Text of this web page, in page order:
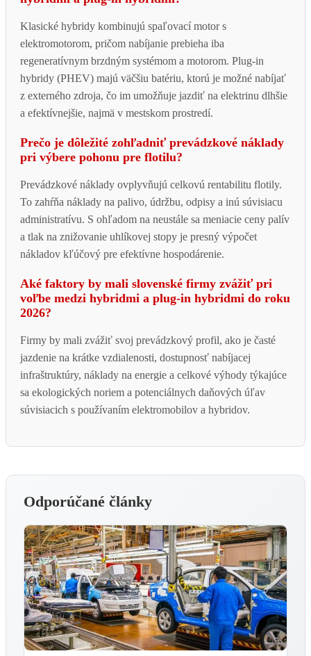
Klasické hybridy kombinujú spaľovací motor s
elektromotorom, pričom nabíjanie prebieha iba
regeneratívnym brzdným systémom a motorom. Plug-in
hybridy (PHEV) majú väčšiu batériu, ktorú je možné nabíjať
z externého zdroja, čo im umožňuje jazdiť na elektrinu dlhšie
a efektívnejšie, najmä v mestskom prostredí.
Prečo je dôležité zohľadniť prevádzkové náklady
pri výbere pohonu pre flotilu?
Prevádzkové náklady ovplyvňujú celkovú rentabilitu flotily.
To zahŕňa náklady na palivo, údržbu, odpisy a inú súvisiacu
administratívu. S ohľadom na neustále sa meniacie ceny palív
a tlak na znižovanie uhlíkovej stopy je presný výpočet
nákladov kľúčový pre efektívne hospodárenie.
Aké faktory by mali slovenské firmy zvážiť pri
voľbe medzi hybridmi a plug-in hybridmi do roku
2026?
Firmy by mali zvážiť svoj prevádzkový profil, ako je časté
jazdenie na krátke vzdialenosti, dostupnosť nabíjacej
infraštruktúry, náklady na energie a celkové výhody týkajúce
sa ekologických noriem a potenciálnych daňových úľav
súvisiacich s používaním elektromobilov a hybridov.
Odporúčané články